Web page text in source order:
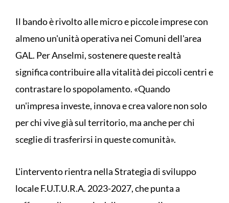
Il bando è rivolto alle micro e piccole imprese con
almeno un'unità operativa nei Comuni dell'area
GAL. Per Anselmi, sostenere queste realtà
significa contribuire alla vitalità dei piccoli centri e
contrastare lo spopolamento. «Quando
un'impresa investe, innova e crea valore non solo
per chi vive già sul territorio, ma anche per chi
sceglie di trasferirsi in queste comunità».
L'intervento rientra nella Strategia di sviluppo
locale F.U.T.U.R.A. 2023-2027, che punta a